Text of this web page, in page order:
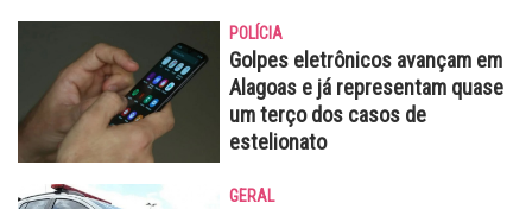
POLÍCIA
Golpes eletrônicos avançam em
Alagoas e já representam quase
um terço dos casos de
estelionato
GERAL